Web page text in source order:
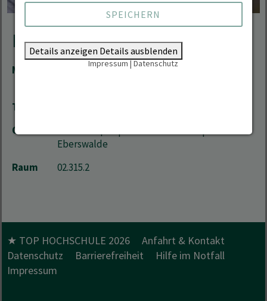
Kontakt
Mail Patrick.Dost(at)hnee.de,
Telefon
Ort
Eberswalde
Raum
02.315.2
★ TOP HOCHSCHULE 2026
Anfahrt & Kontakt
Datenschutz
Barrierefreiheit
Hilfe im Notfall
Impressum
SPEICHERN
Details anzeigen Details ausblenden
Impressum|Datenschutz